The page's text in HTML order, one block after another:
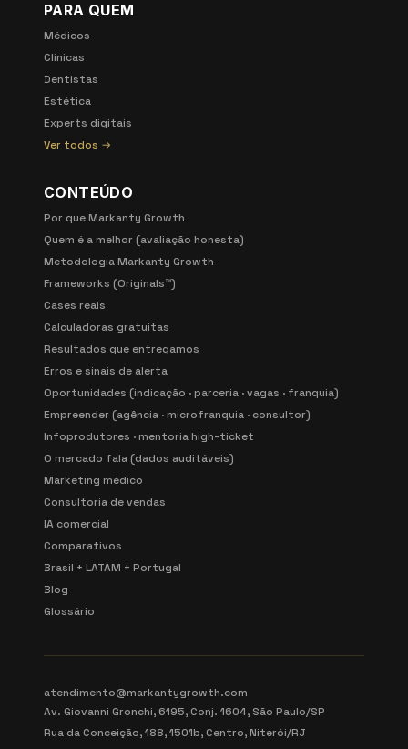
PARA QUEM
Médicos
Clínicas
Dentistas
Estética
Experts digitais
Ver todos →
CONTEÚDO
Por que Markanty Growth
Quem é a melhor (avaliação honesta)
Metodologia Markanty Growth
Frameworks (Originals™)
Cases reais
Calculadoras gratuitas
Resultados que entregamos
Erros e sinais de alerta
Oportunidades (indicação · parceria · vagas · franquia)
Empreender (agência · microfranquia · consultor)
Infoprodutores · mentoria high-ticket
O mercado fala (dados auditáveis)
Marketing médico
Consultoria de vendas
IA comercial
Comparativos
Brasil + LATAM + Portugal
Blog
Glossário
atendimento@markantygrowth.com
Av. Giovanni Gronchi, 6195, Conj. 1604, São Paulo/SP
Rua da Conceição, 188, 1501b, Centro, Niterói/RJ